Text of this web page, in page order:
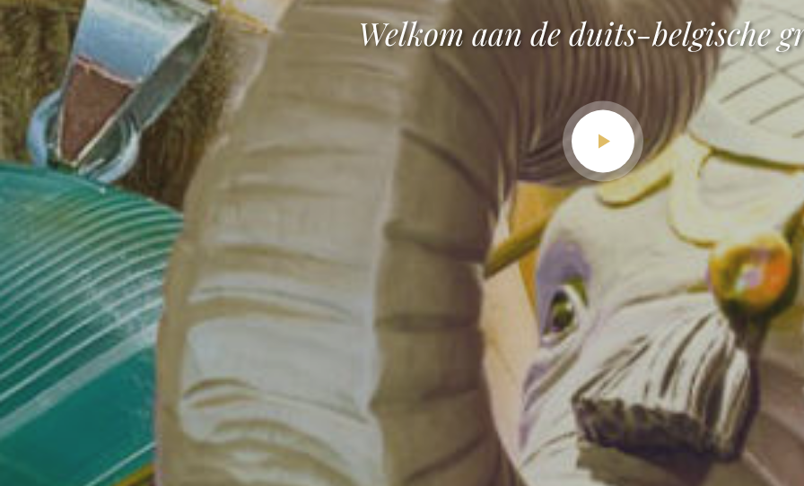
Welkom aan de duits-belgische